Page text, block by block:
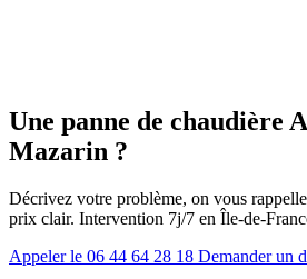
Une panne de chaudière
Mazarin ?
Décrivez votre problème, on vous
prix clair. Intervention 7j/7 en Île-de-
Appeler le 06 44 64 28 18 Demander un